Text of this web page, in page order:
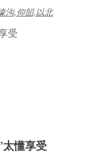
沟,仰韶,以北
懂享受